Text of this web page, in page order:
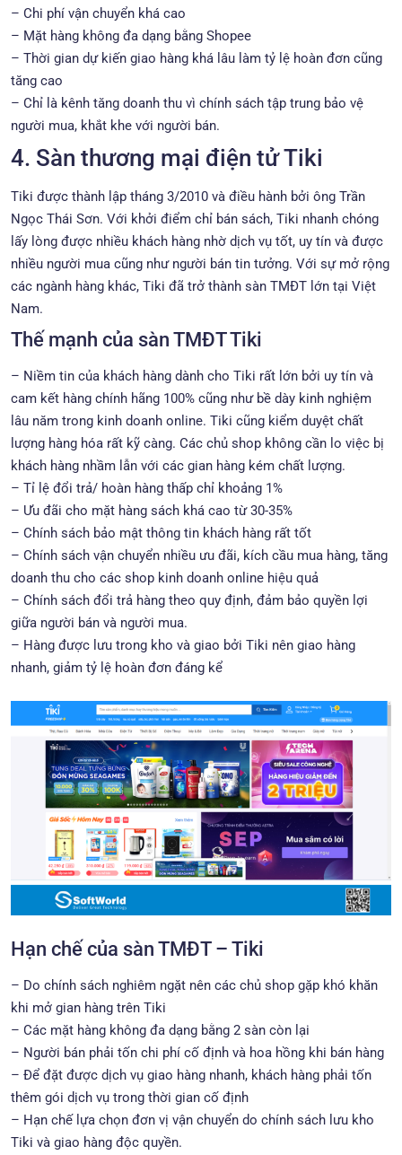
– Chi phí vận chuyển khá cao
– Mặt hàng không đa dạng bằng Shopee
– Thời gian dự kiến giao hàng khá lâu làm tỷ lệ hoàn đơn cũng
tăng cao
– Chỉ là kênh tăng doanh thu vì chính sách tập trung bảo vệ
người mua, khắt khe với người bán.
4. Sàn thương mại điện tử Tiki
Tiki được thành lập tháng 3/2010 và điều hành bởi ông Trần
Ngọc Thái Sơn. Với khởi điểm chỉ bán sách, Tiki nhanh chóng
lấy lòng được nhiều khách hàng nhờ dịch vụ tốt, uy tín và được
nhiều người mua cũng như người bán tin tưởng. Với sự mở rộng
các ngành hàng khác, Tiki đã trở thành sàn TMĐT lớn tại Việt
Nam.
Thế mạnh của sàn TMĐT Tiki
– Niềm tin của khách hàng dành cho Tiki rất lớn bởi uy tín và
cam kết hàng chính hãng 100% cũng như bề dày kinh nghiệm
lâu năm trong kinh doanh online. Tiki cũng kiểm duyệt chất
lượng hàng hóa rất kỹ càng. Các chủ shop không cần lo việc bị
khách hàng nhầm lẫn với các gian hàng kém chất lượng.
– Tỉ lệ đổi trả/ hoàn hàng thấp chỉ khoảng 1%
– Ưu đãi cho mặt hàng sách khá cao từ 30-35%
– Chính sách bảo mật thông tin khách hàng rất tốt
– Chính sách vận chuyển nhiều ưu đãi, kích cầu mua hàng, tăng
doanh thu cho các shop kinh doanh online hiệu quả
– Chính sách đổi trả hàng theo quy định, đảm bảo quyền lợi
giữa người bán và người mua.
– Hàng được lưu trong kho và giao bởi Tiki nên giao hàng
nhanh, giảm tỷ lệ hoàn đơn đáng kể
Hạn chế của sàn TMĐT – Tiki
– Do chính sách nghiêm ngặt nên các chủ shop gặp khó khăn
khi mở gian hàng trên Tiki
– Các mặt hàng không đa dạng bằng 2 sàn còn lại
– Người bán phải tốn chi phí cố định và hoa hồng khi bán hàng
– Để đặt được dịch vụ giao hàng nhanh, khách hàng phải tốn
thêm gói dịch vụ trong thời gian cố định
– Hạn chế lựa chọn đơn vị vận chuyển do chính sách lưu kho
Tiki và giao hàng độc quyền.